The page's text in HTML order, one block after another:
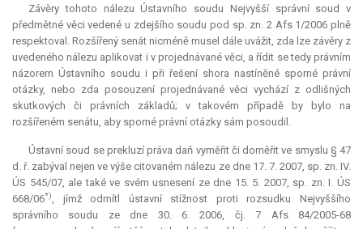
Závěry tohoto nálezu Ústavního soudu Nejvyšší správní soud v
předmětné věci vedené u zdejšího soudu pod sp. zn. 2 Afs 1/2006 plně
respektoval. Rozšířený senát nicméně musel dále uvážit, zda lze závěry z
uvedeného nálezu aplikovat i v projednávané věci, a řídit se tedy právním
názorem Ústavního soudu i při řešení shora nastíněné sporné právní
otázky, nebo zda posouzení projednávané věci vychází z odlišných
skutkových či právních základů; v takovém případě by bylo na
rozšířeném senátu, aby sporné právní otázky sám posoudil.
Ústavní soud se prekluzí práva daň vyměřit či doměřit ve smyslu § 47
d. ř. zabýval nejen ve výše citovaném nálezu ze dne 17. 7. 2007, sp. zn. IV.
ÚS 545/07, ale také ve svém usnesení ze dne 15. 5. 2007, sp. zn. I. ÚS
668/06*), jímž odmítl ústavní stížnost proti rozsudku Nejvyššího
správního soudu ze dne 30. 6. 2006, čj. 7 Afs 84/2005-68